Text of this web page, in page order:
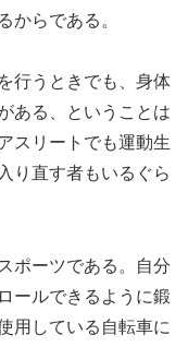
からである。
行うときでも、身体
ある、ということは
スリートでも運動生
り直す者もいるぐら
ポーツである。自分
ールできるように鍛
用している自転車に